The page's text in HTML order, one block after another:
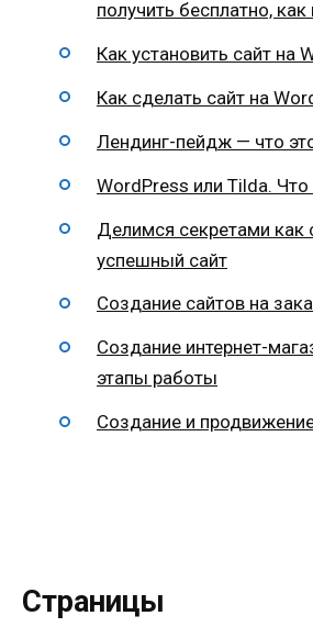
получить бесплатно,
Как установить сайт на
Как сделать сайт на
Лендинг-пейдж — что
WordPress или Tilda.
Делимся секретами как
успешный сайт
Создание сайтов на
Создание интернет-
этапы работы
Создание и
Страницы